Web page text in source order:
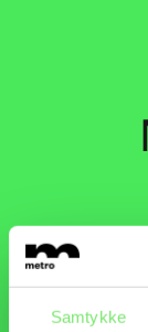
Samtykke